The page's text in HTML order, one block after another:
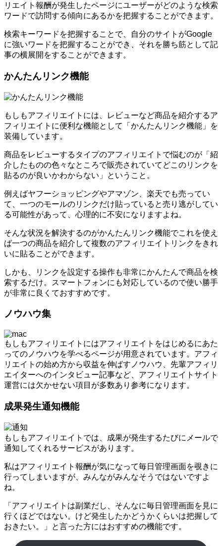
リエイト報酬が発生したページにユーザーがどのような検索
ワードで訪問する傾向にあるかを把握することができます。
検索キーワードを把握することで、自分のサイトがGoogle
に強いワードを把握することができ、それを勝ち筋として記
事の横展開をすることができます。
かんたんリンク機能
もしもアフィリエイトには、レビューなど商品を紹介するア
フィリエイトに便利な機能として「かんたんリンク機能」を
装備しています。
商品をレビューするタイプのアフィリエイトで悩むのが「紹
介したものの色々なところで販売されていてどこのリンクを
貼るのが良いかわからない」ということ。
例えばヤフーショッピングやアマゾン、楽天でも売ってい
て、一つのモールのリンクだけ貼っていると売り逃がしてい
る可能性があって、心理的に不安になりますよね。
そんな状況を解決するのがかんたんリンク機能でこれを使え
ば一つの商品を紹介して複数のアフィリエイトリンクをきれ
いに貼ることができます。
しかも、リンクを設定する操作も非常にかんたんで商品を検
索するだけ。スマートフォンにも対応しているので使い勝手
が非常に良くておすすめです。
ノウハウ集
もしもアフィリエイトにはアフィリエイトをはじめるにあた
ってのノウハウを学べるページが用意されています。アフィ
リエイトの始め方から収益を伸ばすノウハウ、先輩アフィリ
エイターへのインタビュー記事など、アフィリエイトサイト
運営には欠かせない項目が多数あり参考になります。
成果発生通知機能
もしもアフィリエイトでは、成果が発生するたびにメールで
通知してくれるサービスがあります。
私はアフィリエイト報酬が気になって毎日管理画面を覗きに
行ってしまいますが、みんながみんなそうではないですよ
ね。
「アフィリエイトは副業だし、そんなに毎日管理画面を見に
行くほどではない。けど発生したかどうかくらいは把握して
おきたい。」と言った方にはおすすめの機能です。